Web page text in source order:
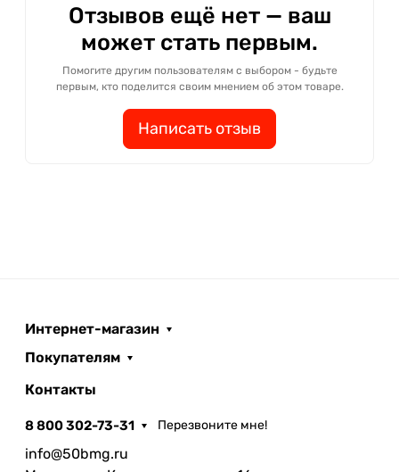
Отзывов ещё нет — ваш
может стать первым.
Помогите другим пользователям с выбором - будьте
первым, кто поделится своим мнением об этом товаре.
Написать отзыв
Интернет-магазин
Покупателям
Контакты
8 800 302-73-31 Перезвоните мне!
info@50bmg.ru